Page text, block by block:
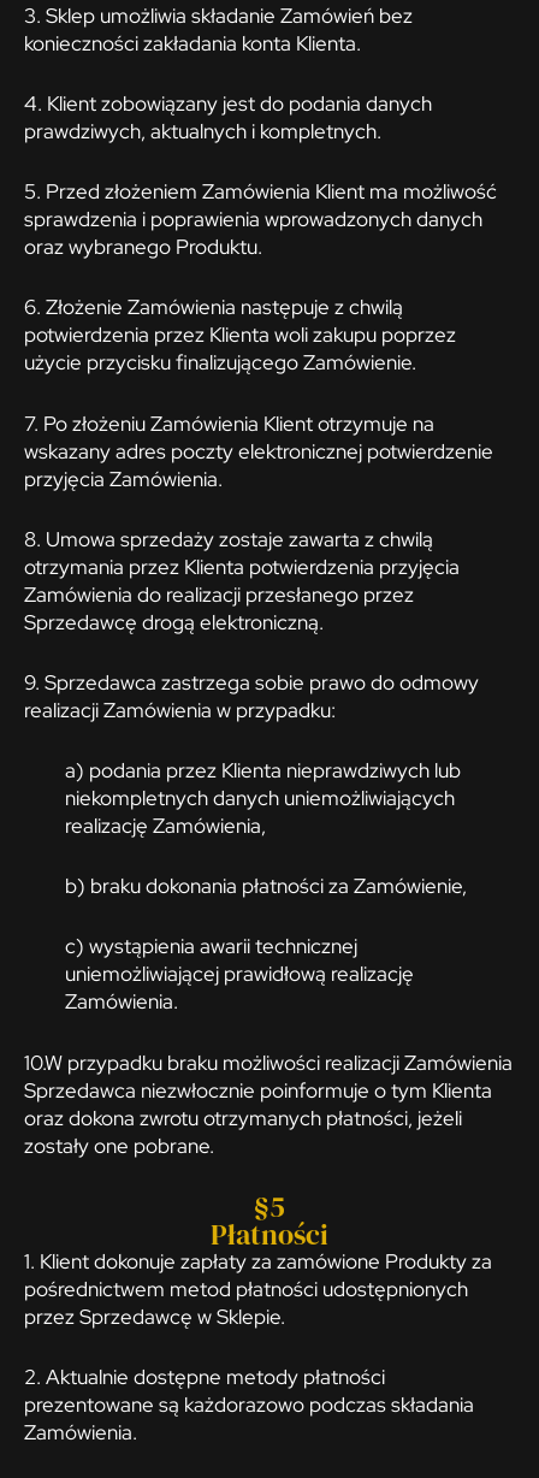
3. Sklep umożliwia składanie Zamówień bez
konieczności zakładania konta Klienta.
4. Klient zobowiązany jest do podania danych
prawdziwych, aktualnych i kompletnych.
5. Przed złożeniem Zamówienia Klient ma możliwość
sprawdzenia i poprawienia wprowadzonych danych
oraz wybranego Produktu.
6. Złożenie Zamówienia następuje z chwilą
potwierdzenia przez Klienta woli zakupu poprzez
użycie przycisku finalizującego Zamówienie.
7. Po złożeniu Zamówienia Klient otrzymuje na
wskazany adres poczty elektronicznej potwierdzenie
przyjęcia Zamówienia.
8. Umowa sprzedaży zostaje zawarta z chwilą
otrzymania przez Klienta potwierdzenia przyjęcia
Zamówienia do realizacji przesłanego przez
Sprzedawcę drogą elektroniczną.
9. Sprzedawca zastrzega sobie prawo do odmowy
realizacji Zamówienia w przypadku:
a) podania przez Klienta nieprawdziwych lub
niekompletnych danych uniemożliwiających
realizację Zamówienia,
b) braku dokonania płatności za Zamówienie,
c) wystąpienia awarii technicznej
uniemożliwiającej prawidłową realizację
Zamówienia.
10.W przypadku braku możliwości realizacji Zamówienia
Sprzedawca niezwłocznie poinformuje o tym Klienta
oraz dokona zwrotu otrzymanych płatności, jeżeli
zostały one pobrane.
§5
Płatności
1. Klient dokonuje zapłaty za zamówione Produkty za
pośrednictwem metod płatności udostępnionych
przez Sprzedawcę w Sklepie.
2. Aktualnie dostępne metody płatności
prezentowane są każdorazowo podczas składania
Zamówienia.